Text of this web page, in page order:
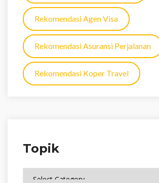
Rekomendasi Agen Visa
Rekomendasi Asuransi Perjalanan
Rekomendasi Koper Travel
Topik